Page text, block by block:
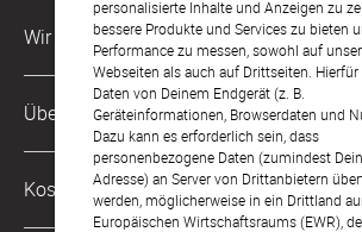
personalisierte Inhalte und Anzeigen zu
bessere Produkte und Services zu bieten
Performance zu messen, sowohl auf
Webseiten als auch auf Drittseiten.
Daten von Deinem Endgerät (z. B.
Geräteinformationen, Browserdaten und
Dazu kann es erforderlich sein, dass
personenbezogene Daten (zumindest
Adresse) an Server von Drittanbietern
werden, möglicherweise in ein Drittland
Europäischen Wirtschaftsraums (EWR),
Wir sind für Dich da
Kundenservice-Hotline
0221 956 725 10
Mo. - Fr. von 9 bis 17 Uhr
kontakt@sendmoments.de
Über Uns
Philosophie
Karriere
Kostenlose Services